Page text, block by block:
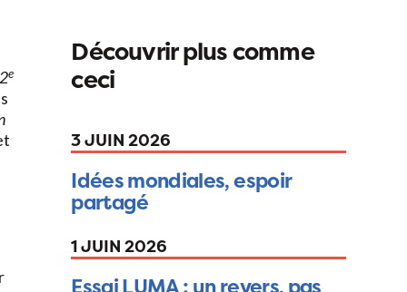
e
Découvrir plus comme
ceci
3 JUIN 2026
Idées mondiales, espoir
partagé
1 JUIN 2026